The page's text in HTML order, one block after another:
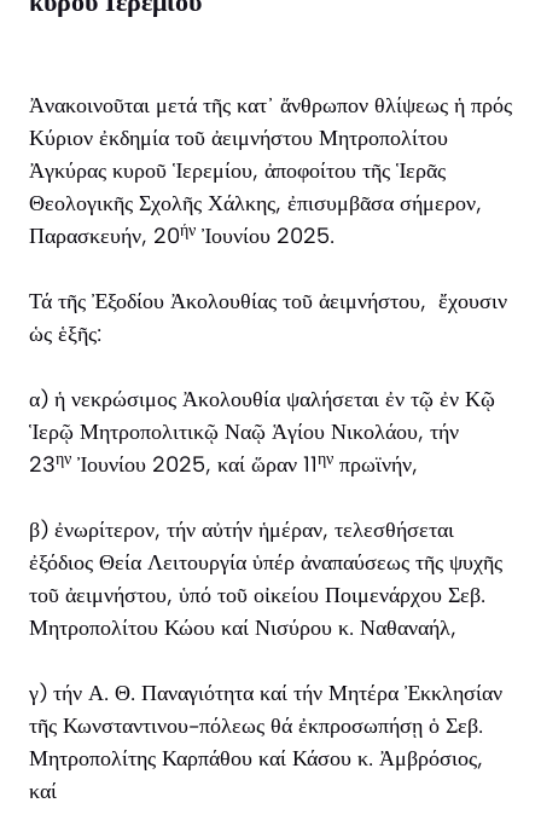
Ἀνακοινοῦται μετά τῆς κατ᾿ ἄνθρωπον θλίψεως ἡ πρός
Κύριον ἐκδημία τοῦ ἀειμνήστου Μητροπολίτου
Ἀγκύρας κυροῦ Ἱερεμίου, ἀποφοίτου τῆς Ἱερᾶς
Θεολογικῆς Σχολῆς Χάλκης, ἐπισυμβᾶσα σήμερον,
Παρασκευήν, 20ήν Ἰουνίου 2025.
Τά τῆς Ἐξοδίου Ἀκολουθίας τοῦ ἀειμνήστου, ἔχουσιν
ὡς ἑξῆς:
α) ἡ νεκρώσιμος Ἀκολουθία ψαλήσεται ἐν τῷ ἐν Κῷ
Ἱερῷ Μητροπολιτικῷ Ναῷ Ἁγίου Νικολάου, τήν
23ην Ἰουνίου 2025, καί ὥραν 11ην πρωϊνήν,
β) ἐνωρίτερον, τήν αὐτήν ἡμέραν, τελεσθήσεται
ἐξόδιος Θεία Λειτουργία ὑπέρ ἀναπαύσεως τῆς ψυχῆς
τοῦ ἀειμνήστου, ὑπό τοῦ οἰκείου Ποιμενάρχου Σεβ.
Μητροπολίτου Κώου καί Νισύρου κ. Ναθαναήλ,
γ) τήν Α. Θ. Παναγιότητα καί τήν Μητέρα Ἐκκλησίαν
τῆς Κωνσταντινου-πόλεως θά ἐκπροσωπήσῃ ὁ Σεβ.
Μητροπολίτης Καρπάθου καί Κάσου κ. Ἀμβρόσιος,
καί